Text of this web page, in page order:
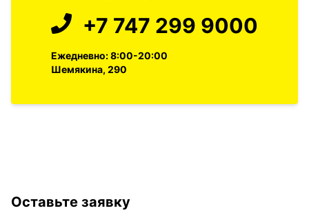
+7 747 299 9000
Ежедневно: 8:00-20:00
Шемякина, 290
Оставьте заявку